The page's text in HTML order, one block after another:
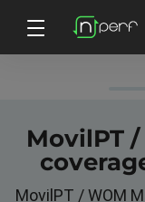
MovilPT /
MovilPT / WOM